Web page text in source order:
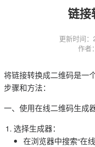
链接
更新时间
作者
将链接转换成二维码是一
步骤和方法：
一、使用在线二维码生成
选择生成器：
在浏览器中搜索“在